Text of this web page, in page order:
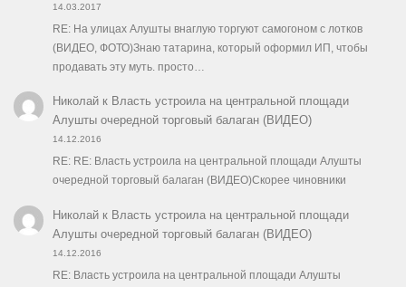
14.03.2017
RE: На улицах Алушты внаглую торгуют самогоном с лотков
(ВИДЕО, ФОТО)Знаю татарина, который оформил ИП, чтобы
продавать эту муть. просто…
Николайк Власть устроила на центральной площади
Алушты очередной торговый балаган (ВИДЕО)
14.12.2016
RE: RE: Власть устроила на центральной площади Алушты
очередной торговый балаган (ВИДЕО)Скорее чиновники
Николайк Власть устроила на центральной площади
Алушты очередной торговый балаган (ВИДЕО)
14.12.2016
RE: Власть устроила на центральной площади Алушты